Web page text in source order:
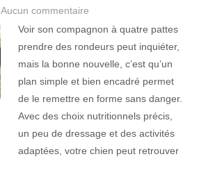
Aucun commentaire
Voir son compagnon à quatre pattes
prendre des rondeurs peut inquiéter,
mais la bonne nouvelle, c’est qu’un
plan simple et bien encadré permet
de le remettre en forme sans danger.
Avec des choix nutritionnels précis,
un peu de dressage et des activités
adaptées, votre chien peut retrouver